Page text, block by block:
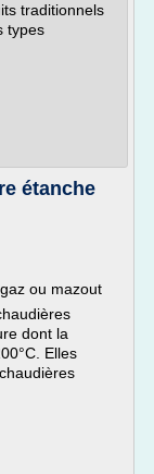
traditionnels
types
étanche
ou mazout
dont la
Elles